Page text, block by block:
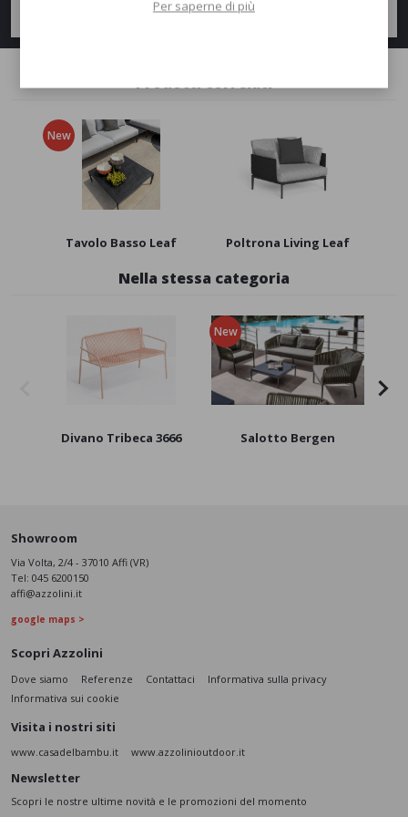
Prodotti correlati
New
Tavolo Basso Leaf Poltrona Living Leaf
Nella stessa categoria
Divano Tribeca 3666
New
Salotto Bergen
Showroom
Via Volta, 2/4 - 37010 Affi (VR)
Tel: 045 6200150
affi@azzolini.it
google maps >
Scopri Azzolini
Dove siamo Referenze Contattaci
Informativa sulla privacy
Informativa sui cookie
Visita i nostri siti
www.casadelbambu.it www.azzolinioutdoor.it
Newsletter
Scopri le nostre ultime novità e le promozioni del momento
Per saperne di più